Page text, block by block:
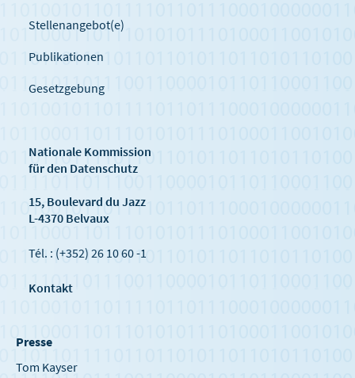
Stellenangebot(e)
Publikationen
Gesetzgebung
Nationale Kommission
für den Datenschutz
15, Boulevard du Jazz
L-4370 Belvaux
Tél. : (+352) 26 10 60 -1
Kontakt
Presse
Tom Kayser